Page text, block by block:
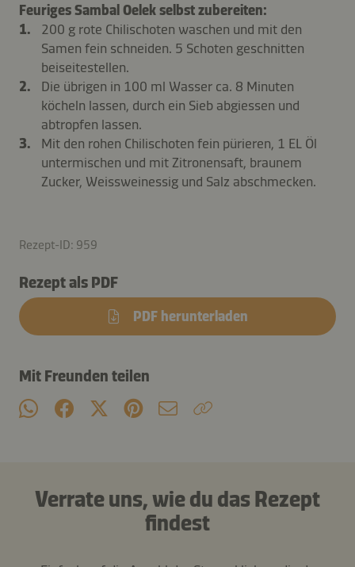
Feuriges Sambal Oelek selbst zubereiten:
200 g rote Chilischoten waschen und mit den
Samen fein schneiden. 5 Schoten geschnitten
beiseitestellen.
Die übrigen in 100 ml Wasser ca. 8 Minuten
köcheln lassen, durch ein Sieb abgiessen und
abtropfen lassen.
Mit den rohen Chilischoten fein pürieren, 1 EL Öl
untermischen und mit Zitronensaft, braunem
Zucker, Weissweinessig und Salz abschmecken.
Rezept-ID: 959
Rezept als PDF
PDF herunterladen
Mit Freunden teilen
Verrate uns, wie du das Rezept
findest